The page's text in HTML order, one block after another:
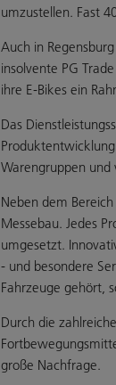
umzustellen. Fast
Auch in
insolvente PG
ihre E-Bikes ein
Das
Warengruppen
Neben dem
Messebau. Jedes
umgesetzt.
- und besondere
Fahrzeuge gehört,
Durch die
große Nachfrage.